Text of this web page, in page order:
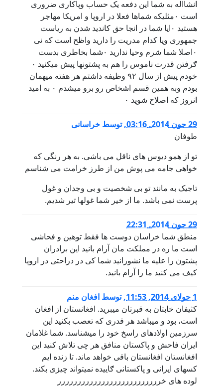
انشااله به شما این دفعه یک حساب وپاکاری ضروری
است ۰مثلیکه شماها فعلا در اروپا و امریکا مهاجر
هستید ۰ایا شما در انجا حق کاندید شدن به ریاست
جمهوری ویا کدام مدریت را دارید واظح است که نی
۰اصلا شما شرم وحیا ندارید ۰شما بخاطری بدست
ګرفتن قدرت ناموس را هم به پشتونها پیش میکنید ۰
خودم پیش از سال ۹۲ وظیفه داشتم هر هفته میهمان
بودم وبه همین قسم اشخاص رو برو میشدم ۰ به امید
انروز که اصلاح شوید ۰
29 جون 2014, 03:16 ,توسط خراسانی
طوفان
تو از همو دیوس های ناقل می باشی. به هر رنگی که
خواهی جامه می پوش من از طرز خرامت می شناسم
تاجیک به مانند تو بی شخصیت و بی وجدان و غول
پرست نمی باشد. ما از خیر شما غولها تیر شدیم.
29 جون 2014, 22:31
منطق شما خراسان دوست ها فقط توهین و فحاشی
است ما ره در مملکت مان آرام بانید این برادران
پشتون را علیه ما نشورانید شما کی در دراحتی در اروپا
کیف می کنید ما را آرام بانید.
1 جولای 2014, 11:53 ,توسط افغان منم
کثیفان خابتان به قبرتان میبرید. افغانستان از افغان
است، بود و میباشد هر قدری که تعصب بکنید این
سرزمین اولادهای راسخ خود را میشناسد. شما غلامان
ایران فاحش و پاکستان منافق هر چی تلاش کنید این
افغانستان افغانستان باقی خواهد ماند. تا زنده ایم
کسهای ایرانی و پاکستانی ګاییده نمیتواند چیزی بکند.
لوده های خرررررررررررررررررررررررررر